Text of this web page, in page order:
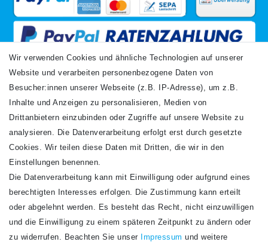
VERSANDARTEN
Newsletter
Honig
Hiermit bestätige ich, dass ich dieDaten­schutz­erklärunggelesen habe. Meine
Wir verwenden Cookies und ähnliche Technologien auf unserer
Website und verarbeiten personenbezogene Daten von
Besucher:innen unserer Webseite (z.B. IP-Adresse), um z.B.
Inhalte und Anzeigen zu personalisieren, Medien von
Drittanbietern einzubinden oder Zugriffe auf unsere Website zu
analysieren. Die Datenverarbeitung erfolgt erst durch gesetzte
Cookies. Wir teilen diese Daten mit Dritten, die wir in den
Einstellungen benennen.
Die Datenverarbeitung kann mit Einwilligung oder aufgrund eines
berechtigten Interesses erfolgen. Die Zustimmung kann erteilt
oder abgelehnt werden. Es besteht das Recht, nicht einzuwilligen
und die Einwilligung zu einem späteren Zeitpunkt zu ändern oder
zu widerrufen. Beachten Sie unser
Impressum und weitere